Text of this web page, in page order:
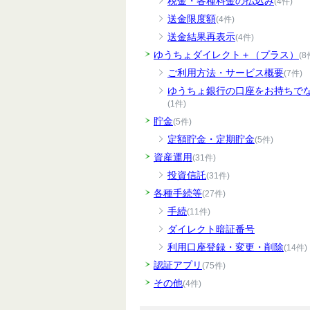
送金限度額(4件)
送金結果再表示(4件)
ゆうちょダイレクト＋（プラス） (8
ご利用方法・サービス概要(7件)
ゆうちょ銀行の口座をお持ちで
(1件)
貯金(5件)
定額貯金・定期貯金(5件)
資産運用(31件)
投資信託(31件)
各種手続等(27件)
手続(11件)
ダイレクト暗証番号
利用口座登録・変更・削除(14件)
認証アプリ (75件)
その他(4件)